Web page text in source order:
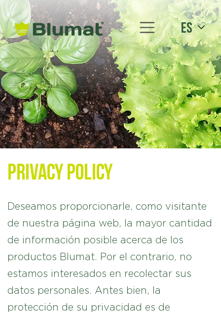
es
Privacy Policy
Deseamos proporcionarle, como visitante
de nuestra página web, la mayor cantidad
de información posible acerca de los
productos Blumat. Por el contrario, no
estamos interesados en recolectar sus
datos personales. Antes bien, la
protección de su privacidad es de